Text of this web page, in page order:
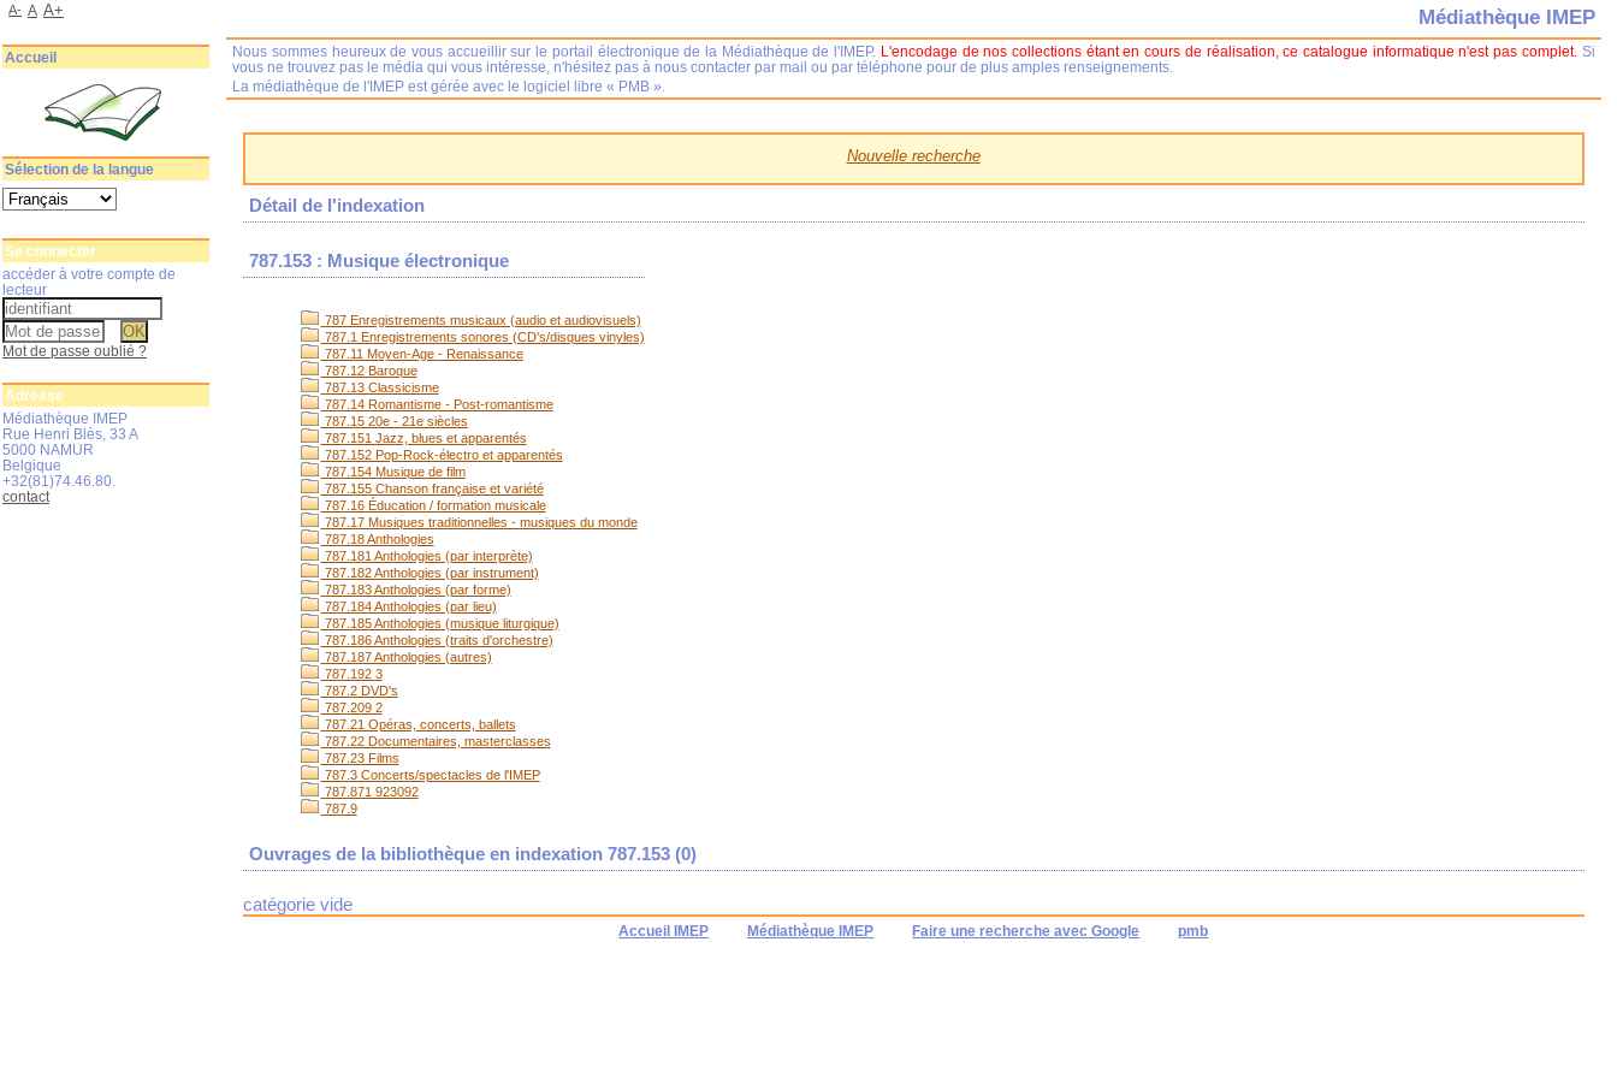
Nouvelle recherche
Détail de l'indexation
787.153 : Musique électronique
787 Enregistrements musicaux (audio et audiovisuels)
787.1 Enregistrements sonores (CD's/disques vinyles)
787.11 Moyen-Age - Renaissance
787.12 Baroque
787.13 Classicisme
787.14 Romantisme - Post-romantisme
787.15 20e - 21e siècles
787.151 Jazz, blues et apparentés
787.152 Pop-Rock-électro et apparentés
787.154 Musique de film
787.155 Chanson française et variété
787.16 Éducation / formation musicale
787.17 Musiques traditionnelles - musiques du monde
787.18 Anthologies
787.181 Anthologies (par interprète)
787.182 Anthologies (par instrument)
787.183 Anthologies (par forme)
787.184 Anthologies (par lieu)
787.185 Anthologies (musique liturgique)
787.186 Anthologies (traits d'orchestre)
787.187 Anthologies (autres)
787.192 3
787.2 DVD's
787.209 2
787.21 Opéras, concerts, ballets
787.22 Documentaires, masterclasses
787.23 Films
787.3 Concerts/spectacles de l'IMEP
787.871 923092
787.9
Ouvrages de la bibliothèque en indexation 787.153 (0)
catégorie vide
Accueil IMEP Médiathèque IMEP Faire une recherche avec Google pmb
Médiathèque IMEP
Nous sommes heureux de vous accueillir sur le portail électronique de la Médiathèque de l'IMEP. L'encodage de nos collections étant en cours de réalisation, ce catalogue informatique n'est pas complet. Si
vous ne trouvez pas le média qui vous intéresse, n'hésitez pas à nous contacter par mail ou par téléphone pour de plus amples renseignements.
La médiathèque de l'IMEP est gérée avec le logiciel libre « PMB ».
A- A A+
Accueil
Sélection de la langue
Se connecter
accéder à votre compte de
lecteur
Mot de passe oublié ?
Adresse
Médiathèque IMEP
Rue Henri Blès, 33 A
5000 NAMUR
Belgique
+32(81)74.46.80.
contact